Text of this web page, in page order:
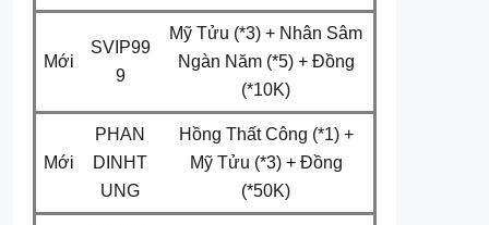
Mới
SVIP99
9
Mỹ Tửu (*3) + Nhân Sâm
Ngàn Năm (*5) + Đồng
(*10K)
Mới
PHAN
DINHT
UNG
Hồng Thất Công (*1) +
Mỹ Tửu (*3) + Đồng
(*50K)